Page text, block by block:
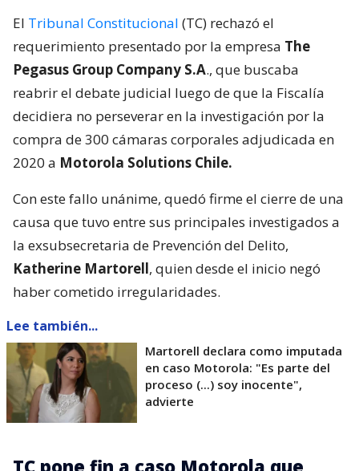
El Tribunal Constitucional (TC) rechazó el
requerimiento presentado por la empresa The
Pegasus Group Company S.A., que buscaba
reabrir el debate judicial luego de que la Fiscalía
decidiera no perseverar en la investigación por la
compra de 300 cámaras corporales adjudicada en
2020 a Motorola Solutions Chile.
Con este fallo unánime, quedó firme el cierre de una
causa que tuvo entre sus principales investigados a
la exsubsecretaria de Prevención del Delito,
Katherine Martorell, quien desde el inicio negó
haber cometido irregularidades.
Lee también...
Martorell declara como imputada
en caso Motorola: "Es parte del
proceso (...) soy inocente",
advierte